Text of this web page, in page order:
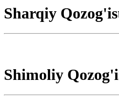
Sharqiy
Shimoliy